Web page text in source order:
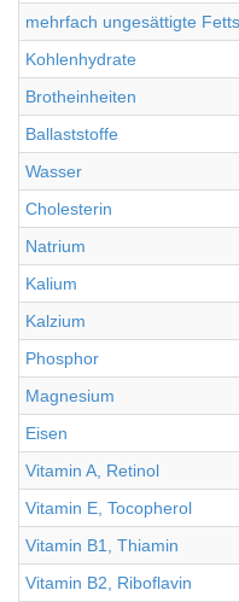
mehrfach ungesättigte
Kohlenhydrate
Brotheinheiten
Ballaststoffe
Wasser
Cholesterin
Natrium
Kalium
Kalzium
Phosphor
Magnesium
Eisen
Vitamin A, Retinol
Vitamin E, Tocopherol
Vitamin B1, Thiamin
Vitamin B2, Riboflavin